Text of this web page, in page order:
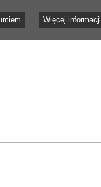
Więcej informacji